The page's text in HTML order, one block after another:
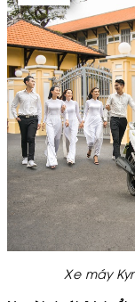
Xe máy